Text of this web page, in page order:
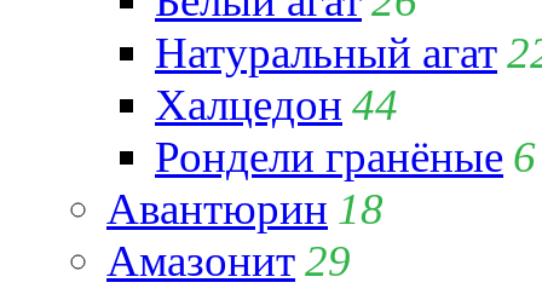
Натуральный агат
Халцедон 44
Рондели гранёные 6
Авантюрин 18
Амазонит29